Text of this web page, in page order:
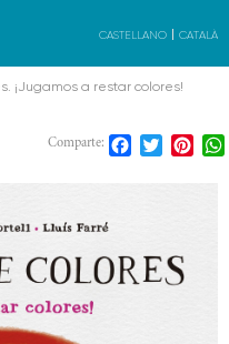
CASTELLANO CATALÀ
¡Jugamos a restar colores!
Comparte: Facebook
Twitter